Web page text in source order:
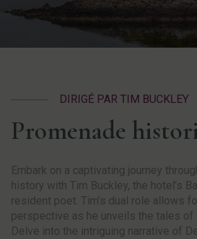
DIRIGÉ PAR TIM BUCKLEY
Promenade
Embark on a captivating journey
history with Tim Buckley, the hotel’s
resident poet. Tim’s dual role allows
perspective as he unveils the tales of
Delve into the intriguing narrative of